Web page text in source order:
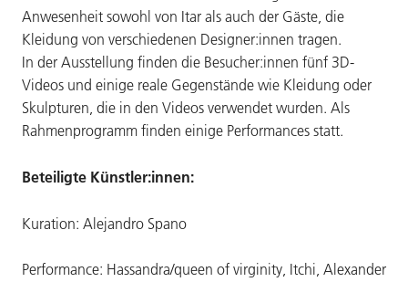
Anwesenheit sowohl von Itar als auch der Gäste, die
Kleidung von verschiedenen Designer:innen tragen.
In der Ausstellung finden die Besucher:innen fünf 3D-
Videos und einige reale Gegenstände wie Kleidung oder
Skulpturen, die in den Videos verwendet wurden. Als
Rahmenprogramm finden einige Performances statt.
Beteiligte Künstler:innen:
Kuration: Alejandro Spano
Performance: Hassandra/queen of virginity, Itchi, Alexander